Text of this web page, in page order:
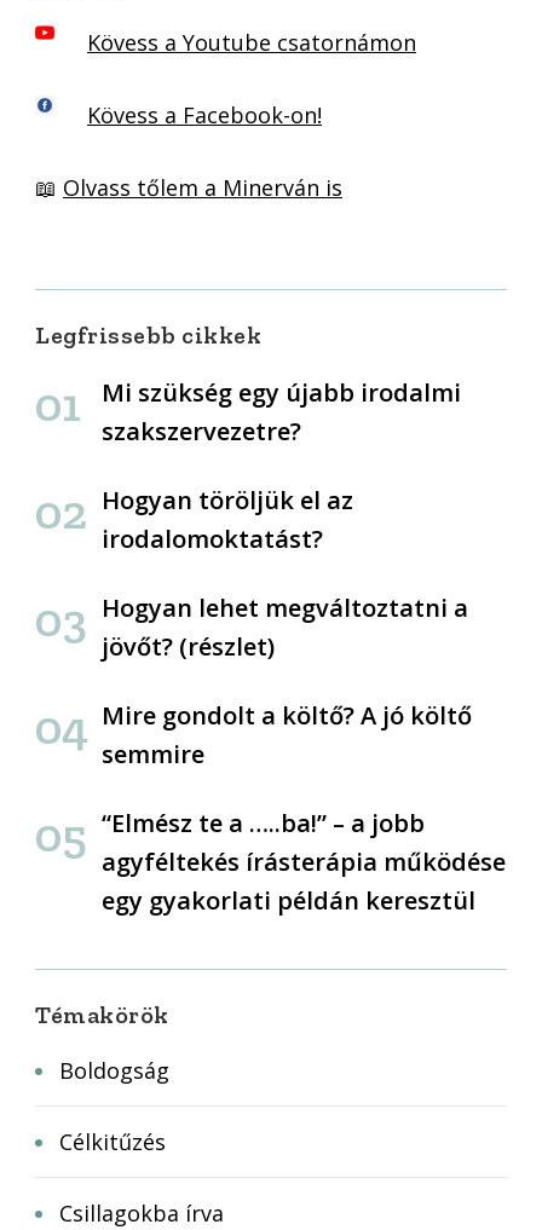
Kövess a Youtube csatornámon
Kövess a Facebook-on!
📖 Olvass tőlem a Minerván is
Legfrissebb cikkek
Mi szükség egy újabb irodalmi
szakszervezetre?
Hogyan töröljük el az
irodalomoktatást?
Hogyan lehet megváltoztatni a
jövőt? (részlet)
Mire gondolt a költő? A jó költő
semmire
“Elmész te a …..ba!” – a jobb
agyféltekés írásterápia működése
egy gyakorlati példán keresztül
Témakörök
Boldogság
Célkitűzés
Csillagokba írva